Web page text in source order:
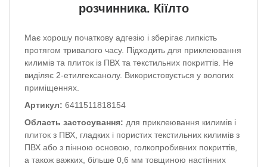
розчинника. Кіїлто
Має хорошу початкову адгезію і зберігає липкість
протягом тривалого часу. Підходить для приклеювання
килимів та плиток із ПВХ та текстильних покриттів. Не
виділяє 2-етилгексанолу. Використовується у вологих
приміщеннях.
Артикул: 6411511818154
Область застосування: для приклеювання килимів і
плиток з ПВХ, гладких і пористих текстильних килимів з
ПВХ або з пінною основою, голкопробивних покриттів,
а також важких, більше 0,6 мм товщиною настінних